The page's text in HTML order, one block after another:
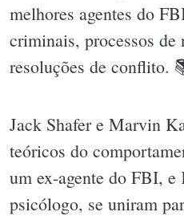
melhores agentes do
criminais, processos de
resoluções de conflito.
Jack Shafer e Marvin
teóricos do
um ex-agente do FBI,
psicólogo, se uniram